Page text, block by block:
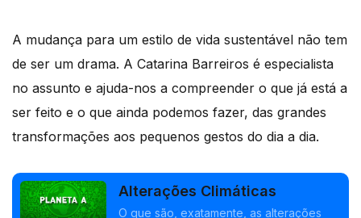
A mudança para um estilo de vida sustentável não tem
de ser um drama. A Catarina Barreiros é especialista
no assunto e ajuda-nos a compreender o que já está a
ser feito e o que ainda podemos fazer, das grandes
transformações aos pequenos gestos do dia a dia.
Alterações Climáticas
O que são, exatamente, as alterações